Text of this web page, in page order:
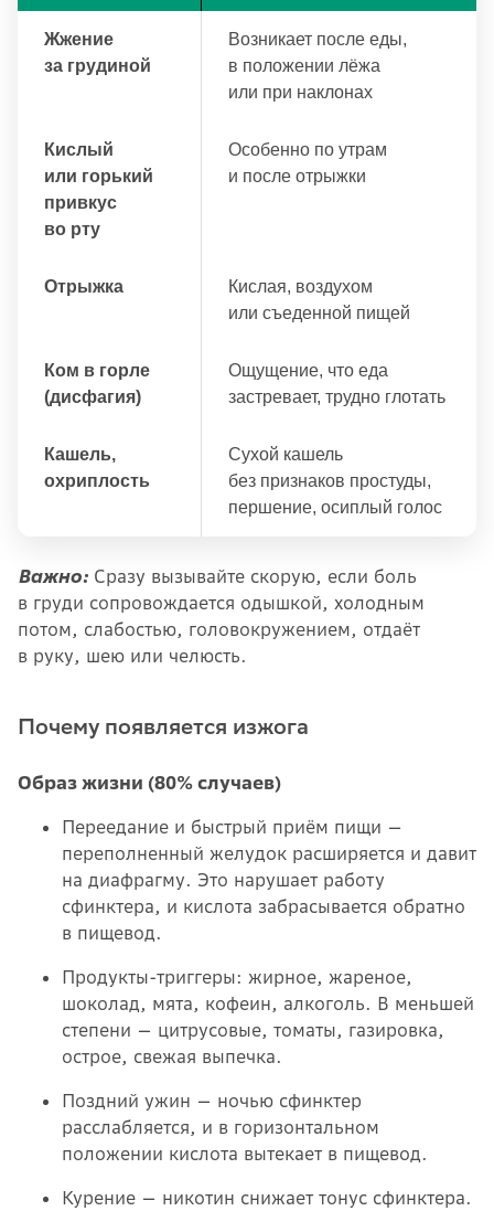
Жжение
за грудиной
Возникает после еды,
в положении лёжа
или при наклонах
Кислый
или горький
привкус
во рту
Особенно по утрам
и после отрыжки
Отрыжка
Кислая, воздухом
или съеденной пищей
Ком в горле
(дисфагия)
Ощущение, что еда
застревает, трудно глотать
Кашель,
охриплость
Сухой кашель
без признаков простуды,
першение, осиплый голос
Важно: Сразу вызывайте скорую, если боль
в груди сопровождается одышкой, холодным
потом, слабостью, головокружением, отдаёт
в руку, шею или челюсть.
Почему появляется изжога
Образ жизни (80% случаев)
Переедание и быстрый приём пищи —
переполненный желудок расширяется и давит
на диафрагму. Это нарушает работу
сфинктера, и кислота забрасывается обратно
в пищевод.
Продукты-триггеры: жирное, жареное,
шоколад, мята, кофеин, алкоголь. В меньшей
степени — цитрусовые, томаты, газировка,
острое, свежая выпечка.
Поздний ужин — ночью сфинктер
расслабляется, и в горизонтальном
положении кислота вытекает в пищевод.
Курение — никотин снижает тонус сфинктера.